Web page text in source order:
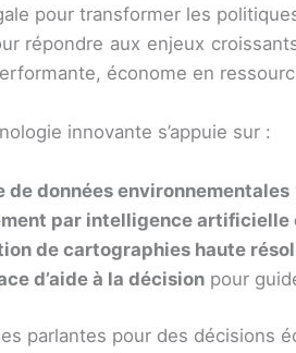
pour transformer les
répondre aux enjeux
économe en
innovante s’appuie sur :
de données environnementales
par intelligence artificielle
de cartographies haute
d’aide à la décision pour
parlantes pour des décisions